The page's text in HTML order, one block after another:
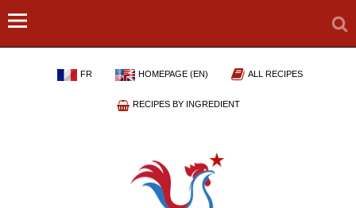
FR HOMEPAGE (EN) ALL RECIPES
RECIPES BY INGREDIENT